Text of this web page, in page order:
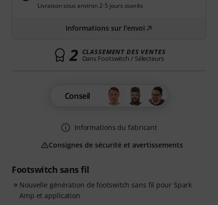
Footswitch sans fil
Nouvelle génération de footswitch sans fil pour Spark
Amp et application
Livraison sous environ 2-5 jours ouvrés
Informations sur l'envoi
2 CLASSEMENT DES VENTES
Dans Footswitch / Sélecteurs
Conseil
Informations du fabricant
Consignes de sécurité et avertissements